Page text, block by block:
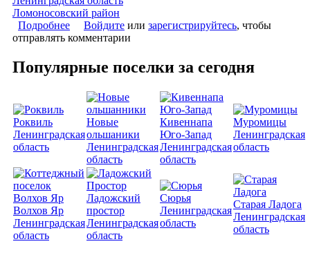
Ломоносовский район
Подробнее о Коттеджный поселок «Ропшинская усадьба»
Войдите или зарегистрируйтесь, чтобы
отправлять комментарии
Популярные поселки за сегодня
Роквиль
Ленинградская
область
Новые
ольшаники
Ленинградская
область
Кивеннапа
Юго-Запад
Ленинградская
область
Муромицы
Ленинградская
область
Волхов Яр
Ленинградская
область
Ладожский
простор
Ленинградская
область
Сюрья
Ленинградская
область
Старая Ладога
Ленинградская
область